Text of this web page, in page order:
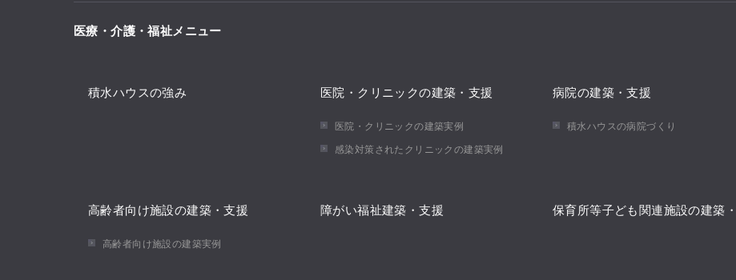
医療・介護・福祉メニュー
積水ハウスの強み 医院・クリニックの建築・支援
医院・クリニックの建築実例
感染対策されたクリニックの建築実例
病院の建築・支援
積水ハウスの病院づくり
高齢者向け施設の建築・支援
高齢者向け施設の建築実例
障がい福祉建築・支援 保育所等子ども関連施設の建築